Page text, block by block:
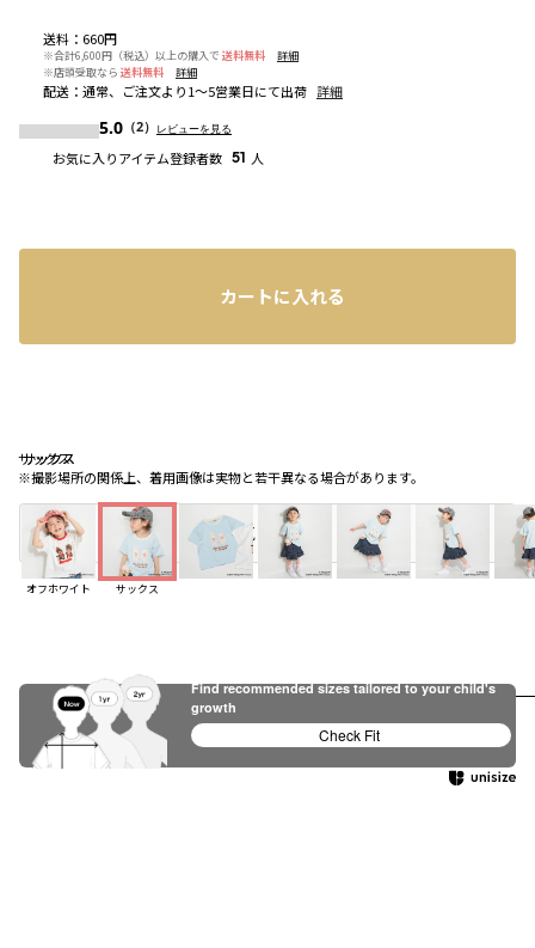
サックス
※撮影場所の関係上、着用画像は実物と若干異なる場合があります。
サックス
サックス
オフホワイト サックス
レビュー
送料 ： 660円
※合計6,600円（税込）以上の購入で 送料無料
詳細
※店頭受取なら 送料無料 詳細
配送 ： 通常、ご注文より1～5営業日にて出荷 詳細
5.0 （2） レビューを見る
お気に入りアイテム登録者数 51 人
カートに入れる
店頭在庫を確認するお気に入り追加
Find recommended sizes tailored to your child's
growth
Check Fit